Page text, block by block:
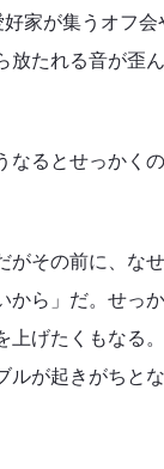
家が集うオフ会
放たれる音が歪
るとせっかく
その前に、な
ら」だ。せっ
げたくもなる
が起きがちと